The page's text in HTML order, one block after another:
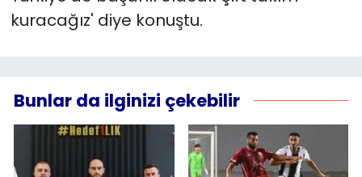
kuracağız' diye konuştu.
Bunlar da ilginizi çekebilir